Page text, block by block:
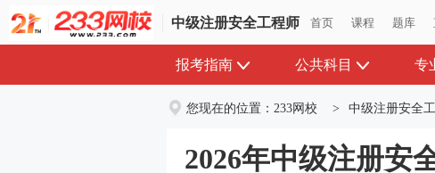
中级注册安全工程师 首页 课程 题库
中级注册安全工程师 首页 课程 题库
报考指南 公共科目 专
您现在的位置： 233网校 > 中级注册安全
2026年中级注册安